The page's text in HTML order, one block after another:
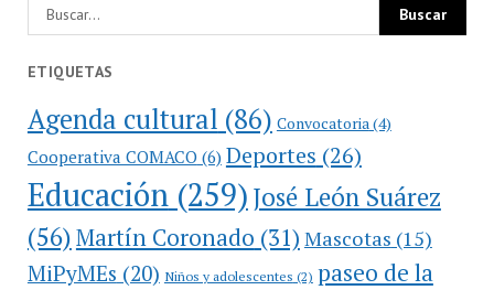
ETIQUETAS
Agenda cultural (86) Convocatoria (4)
Cooperativa COMACO(6) Deportes (26)
Educación(259)José León Suárez
(56)Martín Coronado (31) Mascotas (15)
MiPyMEs (20) Niños y adolescentes (2) paseo de la